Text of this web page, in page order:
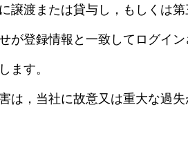
譲渡または貸与し，もしくは
が登録情報と一致してログイ
ます。
は，当社に故意又は重大な過